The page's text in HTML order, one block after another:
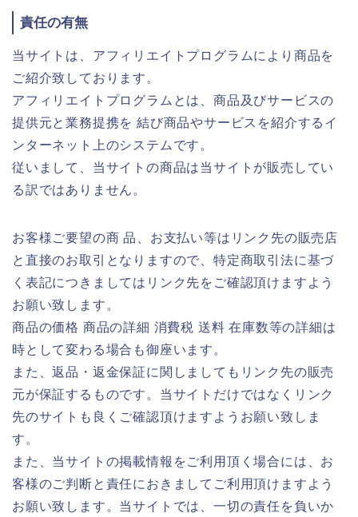
責任の有無
当サイトは、アフィリエイトプログラムにより商品を
ご紹介致しております。
アフィリエイトプログラムとは、商品及びサービスの
提供元と業務提携を 結び商品やサービスを紹介するイ
ンターネット上のシステムです。
従いまして、当サイトの商品は当サイトが販売してい
る訳ではありません。
お客様ご要望の商 品、お支払い等はリンク先の販売店
と直接のお取引となりますので、特定商取引法に基づ
く表記につきましてはリンク先をご確認頂けますよう
お願い致します。
商品の価格 商品の詳細 消費税 送料 在庫数等の詳細は
時として変わる場合も御座います。
また、返品・返金保証に関しましてもリンク先の販売
元が保証するものです。当サイトだけではなくリンク
先のサイトも良くご確認頂けますようお願い致しま
す。
また、当サイトの掲載情報をご利用頂く場合には、お
客様のご判断と責任におきましてご利用頂けますよう
お願い致します。当サイトでは、一切の責任を負いか